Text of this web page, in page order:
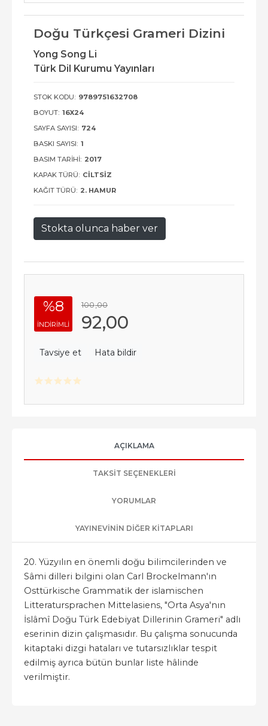
Doğu Türkçesi Grameri Dizini
Yong Song Li
Türk Dil Kurumu Yayınları
STOK KODU: 9789751632708
BOYUT: 16X24
SAYFA SAYISI: 724
BASKI SAYISI: 1
BASIM TARIHI: 2017
KAPAK TÜRÜ: CILTSIZ
KAĞIT TÜRÜ: 2. HAMUR
Stokta olunca haber ver
%8
INDIRIMLI
100,00
92,00
Tavsiye et Hata bildir
AÇIKLAMA
TAKSIT SEÇENEKLERI
YORUMLAR
YAYINEVININ DIĞER KITAPLARI
20. Yüzyılın en önemli doğu bilimcilerinden ve
Sâmi dilleri bilgini olan Carl Brockelmann'ın
Osttürkische Grammatik der islamischen
Litteratursprachen Mittelasiens, "Orta Asya'nın
İslâmî Doğu Türk Edebiyat Dillerinin Grameri" adlı
eserinin dizin çalışmasıdır. Bu çalışma sonucunda
kitaptaki dizgi hataları ve tutarsızlıklar tespit
edilmiş ayrıca bütün bunlar liste hâlinde
verilmiştir.